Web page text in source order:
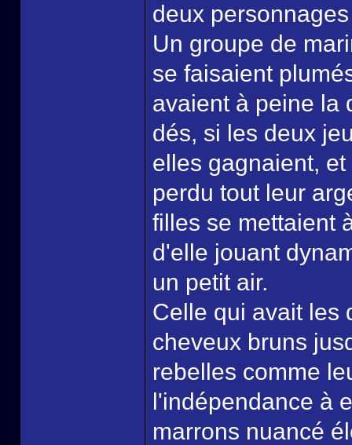
deux
Un groupe de
se faisaient
avaient à peine la
dés, si les deux
elles gagnaient,
perdu tout leur
filles se mettaient
d'elle jouant
un petit air.
Celle qui avait les
cheveux bruns
rebelles comme
l'indépendance à
marrons nuancé